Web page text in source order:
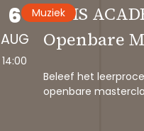
Muziek
6
AUG
14:00
IHMS
Openbare
Beleef het
openbare